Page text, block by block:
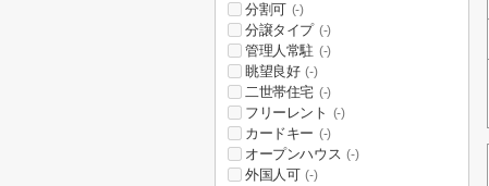
分割可 (-)
分譲タイプ (-)
管理人常駐 (-)
眺望良好 (-)
二世帯住宅 (-)
フリーレント (-)
カードキー (-)
オープンハウス (-)
外国人可 (-)